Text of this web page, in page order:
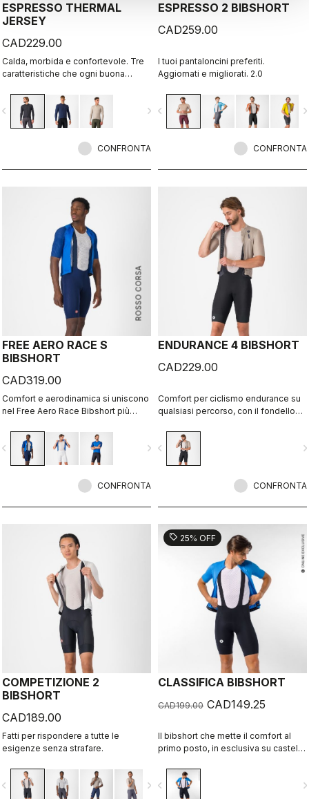
ESPRESSO THERMAL
JERSEY
CAD229.00
Calda, morbida e confortevole. Tre
caratteristiche che ogni buona
Espresso Thermal Jersey le ha tutte
e tre. Il tessuto morbido e
avvolgente offre una sensazione
facendoti sentire al caldo e,
navigate_next
CONFRONTA
ESPRESSO 2 BIBSHORT
CAD259.00
I tuoi pantaloncini preferiti.
Aggiornati e migliorati. 2.0
navigate_before
CONFRONTA
ROSSO CORSA
FREE AERO RACE S
BIBSHORT
CAD319.00
Comfort e aerodinamica si uniscono
nel Free Aero Race Bibshort più
realizzato.
navigate_next
CONFRONTA
ENDURANCE 4 BIBSHORT
CAD229.00
Comfort per ciclismo endurance su
qualsiasi percorso, con il fondello
navigate_before
CONFRONTA
COMPETIZIONE 2
BIBSHORT
CAD189.00
Fatti per rispondere a tutte le
esigenze senza strafare.
navigate_next
sell 25% OFF
CLASSIFICA BIBSHORT
CAD199.00 CAD149.25
Il bibshort che mette il comfort al
primo posto, in esclusiva su castelli-
navigate_before